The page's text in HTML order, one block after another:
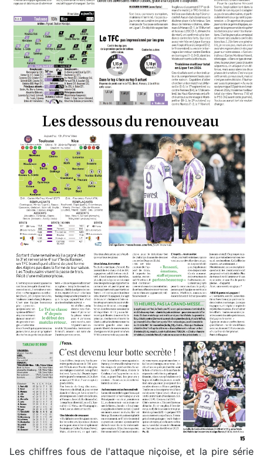
Les chiffres fous de l'attaque niçoise, et la pire série